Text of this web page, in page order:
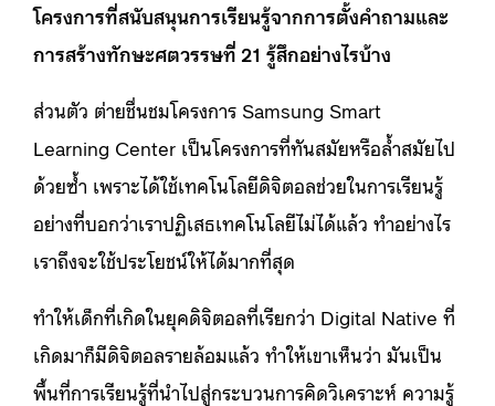
โครงการที่สนับสนุนการเรียนรู้จากการตั้งคำถามและ
การสร้างทักษะศตวรรษที่ 21 รู้สึกอย่างไรบ้าง
ส่วนตัว ต่ายชื่นชมโครงการ Samsung Smart
Learning Center เป็นโครงการที่ทันสมัยหรือล้ำสมัยไป
ด้วยซ้ำ เพราะได้ใช้เทคโนโลยีดิจิตอลช่วยในการเรียนรู้
อย่างที่บอกว่าเราปฏิเสธเทคโนโลยีไม่ได้แล้ว ทำอย่างไร
เราถึงจะใช้ประโยชน์ให้ได้มากที่สุด
ทำให้เด็กที่เกิดในยุคดิจิตอลที่เรียกว่า Digital Native ที่
เกิดมาก็มีดิจิตอลรายล้อมแล้ว ทำให้เขาเห็นว่า มันเป็น
พื้นที่การเรียนรู้ที่นำไปสู่กระบวนการคิดวิเคราะห์ ความรู้